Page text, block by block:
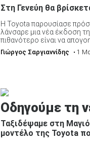
Στη Γενεύη θα
H Toyota παρουσίασε
λάνσαρε μια νέα έκδοση
πιθανότερο είναι να
Γιώργος Σαργιαννίδης • 1
Οδηγούμε τη
Ταξιδέψαμε στη
μοντέλο της Toyota